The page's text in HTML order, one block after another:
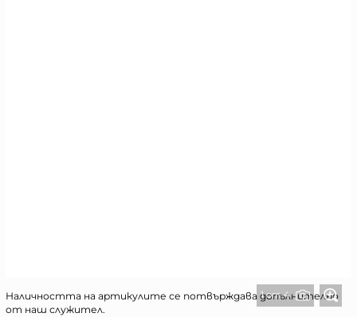
1 от 4
Наличността на артикулите се потвърждава допълнително
от наш служител.